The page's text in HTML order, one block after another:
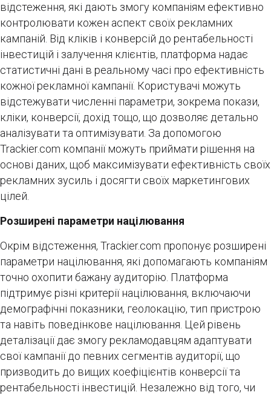
відстеження, які дають змогу компаніям ефективно
контролювати кожен аспект своїх рекламних
кампаній. Від кліків і конверсій до рентабельності
інвестицій і залучення клієнтів, платформа надає
статистичні дані в реальному часі про ефективність
кожної рекламної кампанії. Користувачі можуть
відстежувати численні параметри, зокрема покази,
кліки, конверсії, дохід тощо, що дозволяє детально
аналізувати та оптимізувати. За допомогою
Trackier.com компанії можуть приймати рішення на
основі даних, щоб максимізувати ефективність своїх
рекламних зусиль і досягти своїх маркетингових
цілей.
Розширені параметри націлювання
Окрім відстеження, Trackier.com пропонує розширені
параметри націлювання, які допомагають компаніям
точно охопити бажану аудиторію. Платформа
підтримує різні критерії націлювання, включаючи
демографічні показники, геолокацію, тип пристрою
та навіть поведінкове націлювання. Цей рівень
деталізації дає змогу рекламодавцям адаптувати
свої кампанії до певних сегментів аудиторії, що
призводить до вищих коефіцієнтів конверсії та
рентабельності інвестицій. Незалежно від того, чи